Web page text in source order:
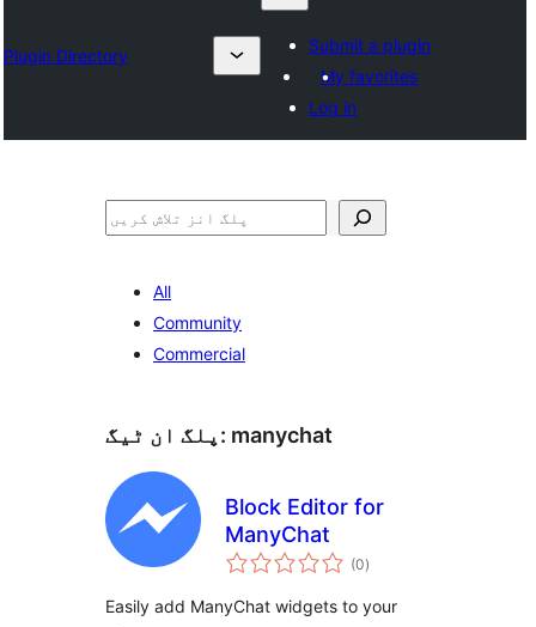
Plugin Directory
Submit a plugin
My favorites
Log in
تلاش
All
Community
Commercial
پلگ ان ٹیگ: manychat
Block Editor for
ManyChat
(0مجموعی
درجہ
)
Easily add ManyChat widgets to your